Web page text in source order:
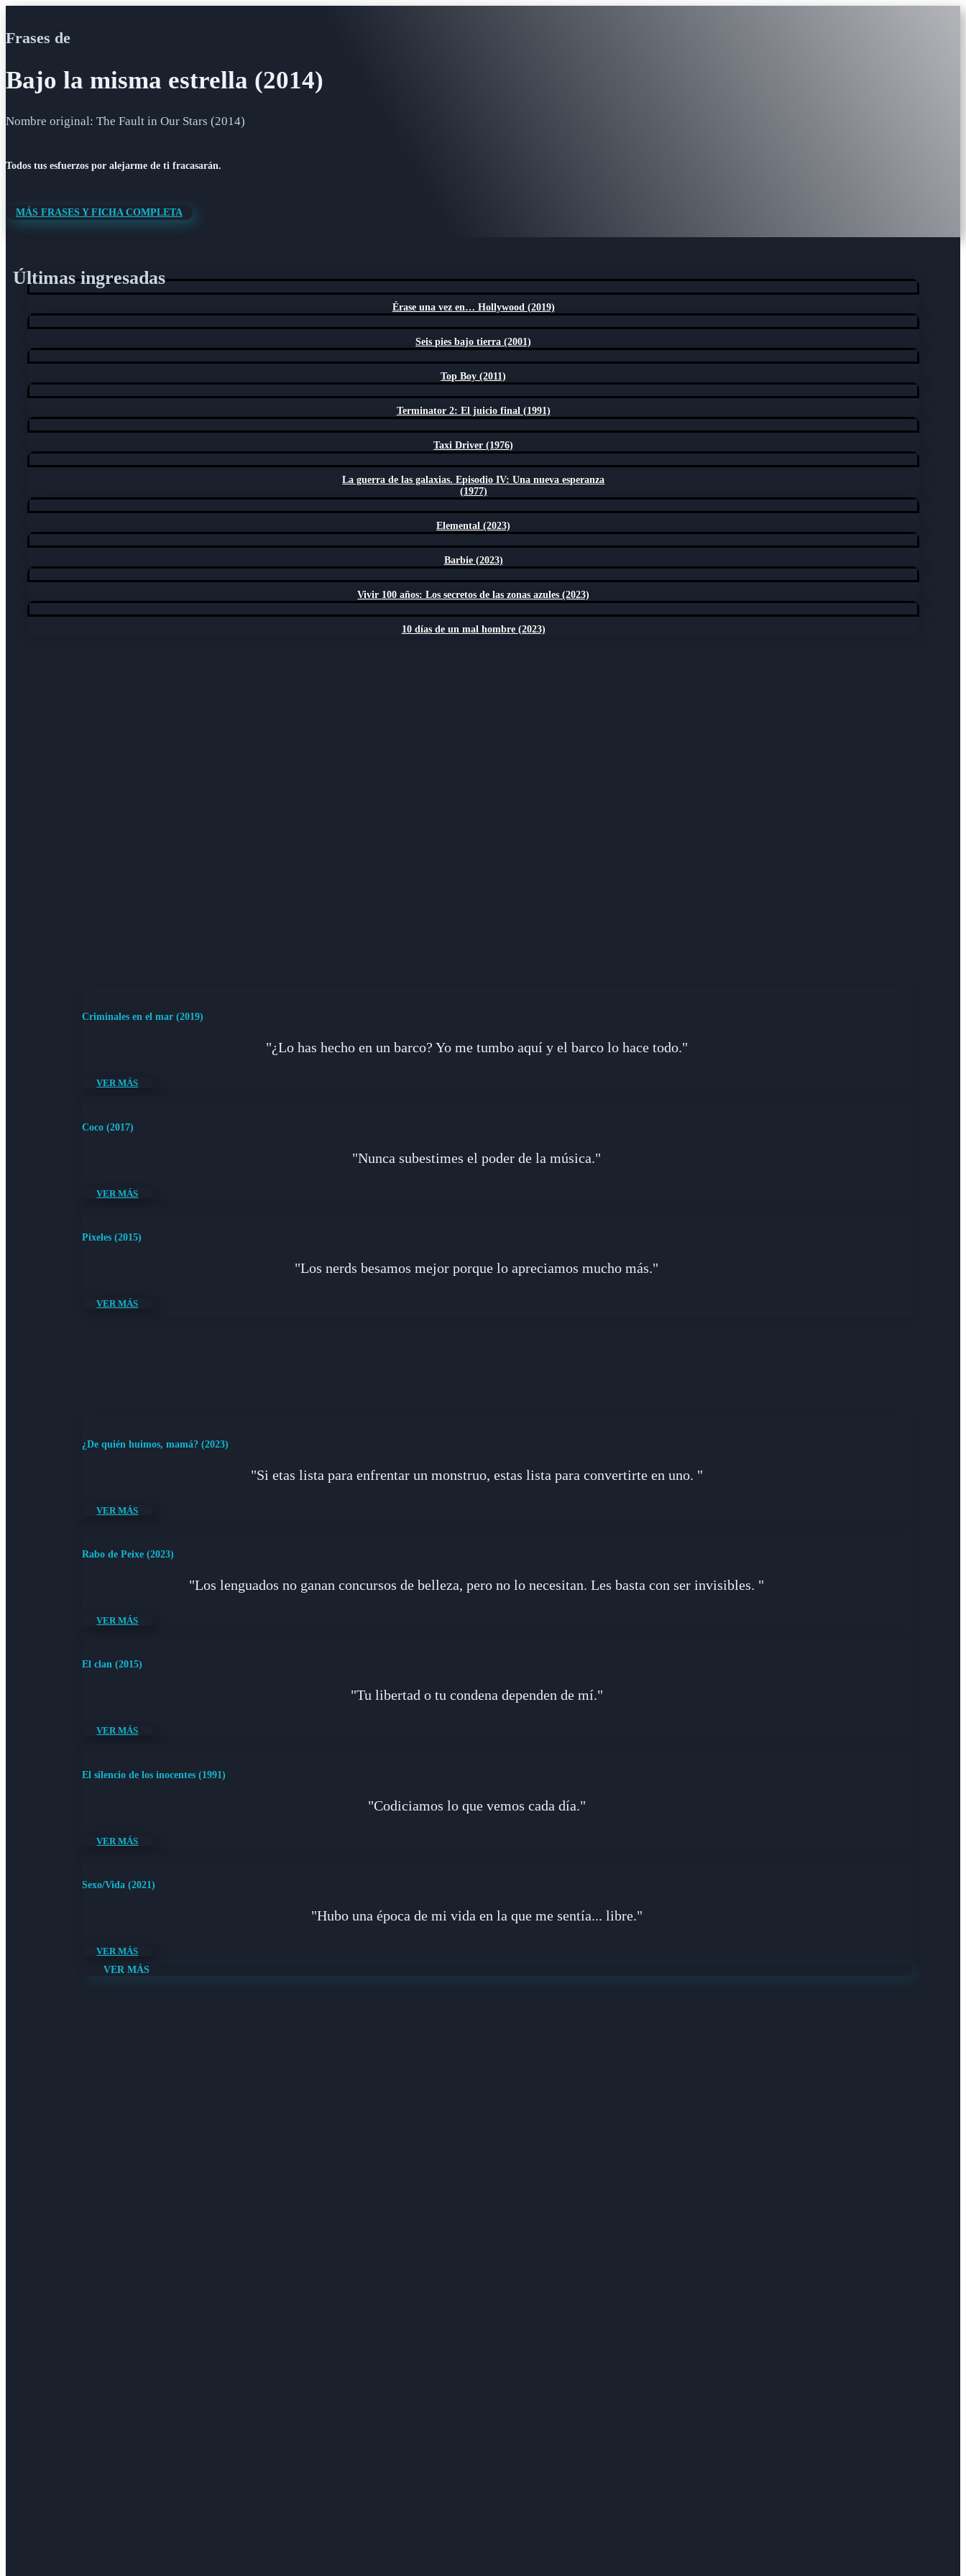
Frases de
Bajo la misma estrella (2014)
Nombre original: The Fault in Our Stars (2014)
Todos tus esfuerzos por alejarme de ti fracasarán.
MÁS FRASES Y FICHA COMPLETA
Últimas ingresadas
Érase una vez en… Hollywood (2019)
Seis pies bajo tierra (2001)
Top Boy (2011)
Terminator 2: El juicio final (1991)
Taxi Driver (1976)
La guerra de las galaxias. Episodio IV: Una nueva esperanza
(1977)
Elemental (2023)
Barbie (2023)
Vivir 100 años: Los secretos de las zonas azules (2023)
10 días de un mal hombre (2023)
Criminales en el mar (2019)
"¿Lo has hecho en un barco? Yo me tumbo aquí y el barco lo hace todo."
VER MÁS
Coco (2017)
"Nunca subestimes el poder de la música."
VER MÁS
Pixeles (2015)
"Los nerds besamos mejor porque lo apreciamos mucho más."
VER MÁS
¿De quién huimos, mamá? (2023)
"Si etas lista para enfrentar un monstruo, estas lista para convertirte en uno. "
VER MÁS
Rabo de Peixe (2023)
"Los lenguados no ganan concursos de belleza, pero no lo necesitan. Les basta con ser invisibles. "
VER MÁS
El clan (2015)
"Tu libertad o tu condena dependen de mí."
VER MÁS
El silencio de los inocentes (1991)
"Codiciamos lo que vemos cada día."
VER MÁS
Sexo/Vida (2021)
"Hubo una época de mi vida en la que me sentía... libre."
VER MÁS
VER MÁS